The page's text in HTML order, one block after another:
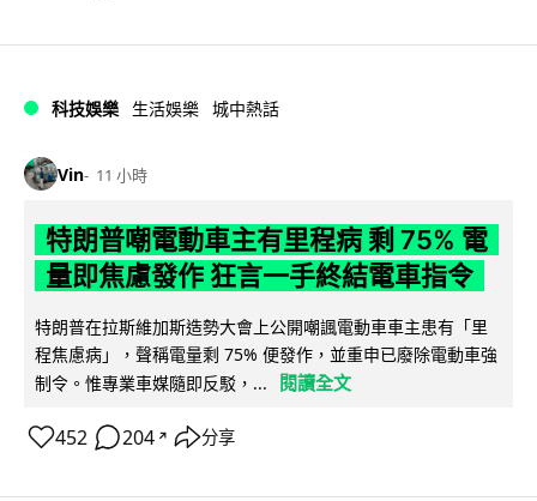
科技娛樂 生活娛樂 城中熱話
Vin 11 小時
特朗普嘲電動車主有里程病 剩 75% 電
量即焦慮發作 狂言一手終結電車指令
特朗普在拉斯維加斯造勢大會上公開嘲諷電動車車主患有「里
程焦慮病」，聲稱電量剩 75% 便發作，並重申已廢除電動車強
制令。惟專業車媒隨即反駁，...
閱讀全文
452 204 ↗ 分享